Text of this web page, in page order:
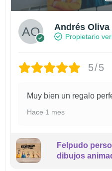
Andrés Oliva
Propietario
5/5
Muy bien un regalo
Hace 1 mes
Felpudo
dibujos